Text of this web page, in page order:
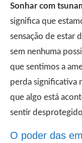
Sonhar com
significa que
sensação de estar
sem nenhuma
que sentimos a
perda significativa
que algo está
sentir
O poder das